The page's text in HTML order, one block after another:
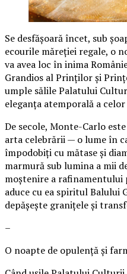
Se desfășoară încet, sub
ecourile măreției regale, o
va avea loc în inima
Grandios al Prinților și
umple sălile Palatului
eleganța atemporală a
De secole, Monte-Carlo
arta celebrării — o lume în
împodobiți cu mătase și
marmură sub lumina a mii
moștenire a rafinamentului
aduce cu ea spiritul Balului
depășește granițele și
–
O noapte de opulență și